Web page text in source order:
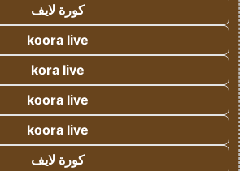
كورة لايف
koora live
kora live
koora live
koora live
كورة لايف